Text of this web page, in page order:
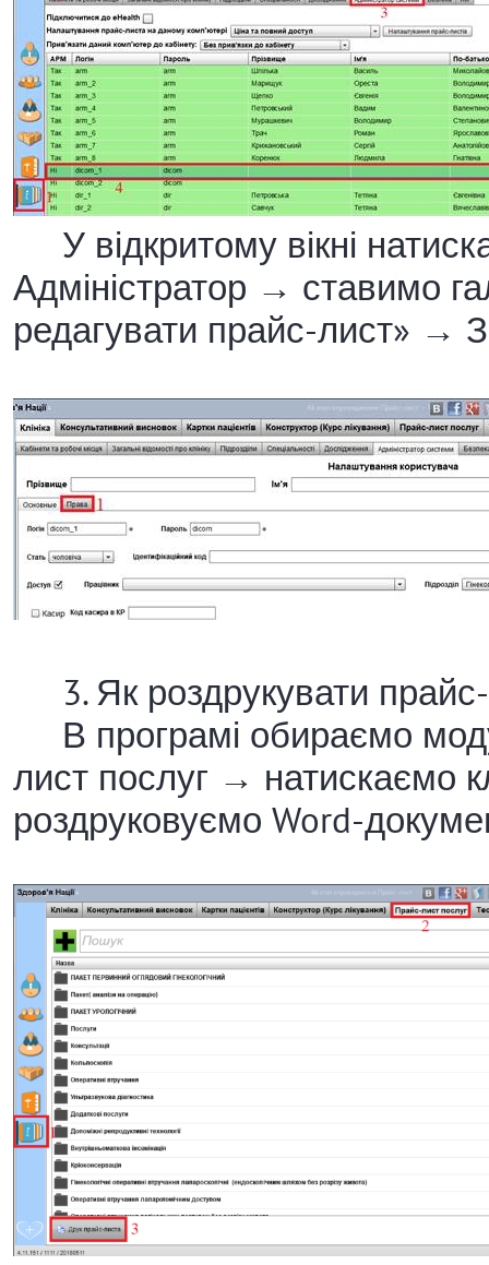
У відкритому вікні
Адміністратор → ставимо
редагувати прайс-лист» →
3. Як роздрукувати
В програмі обираємо
лист послуг → натискаємо
роздруковуємо Word-